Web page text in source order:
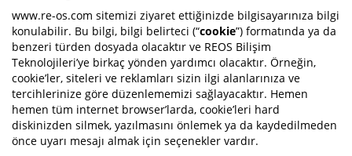
www.re-os.com sitemizi ziyaret ettiğinizde bilgisayarınıza bilgi
konulabilir. Bu bilgi, bilgi belirteci (“cookie”) formatında ya da
benzeri türden dosyada olacaktır ve REOS Bilişim
Teknolojileri’ye birkaç yönden yardımcı olacaktır. Örneğin,
cookie’ler, siteleri ve reklamları sizin ilgi alanlarınıza ve
tercihlerinize göre düzenlememizi sağlayacaktır. Hemen
hemen tüm internet browser’larda, cookie’leri hard
diskinizden silmek, yazılmasını önlemek ya da kaydedilmeden
önce uyarı mesajı almak için seçenekler vardır.